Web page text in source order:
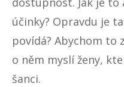
účinky? Opravdu je
povídá? Abychom to
o něm myslí ženy,
šanci.